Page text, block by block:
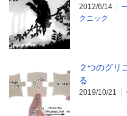
2012/6/14
クニック
２つのグリ
る
2019/10/21